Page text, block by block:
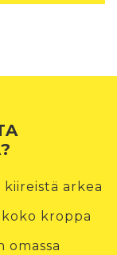
kiireistä arkea
kroppa
omassa